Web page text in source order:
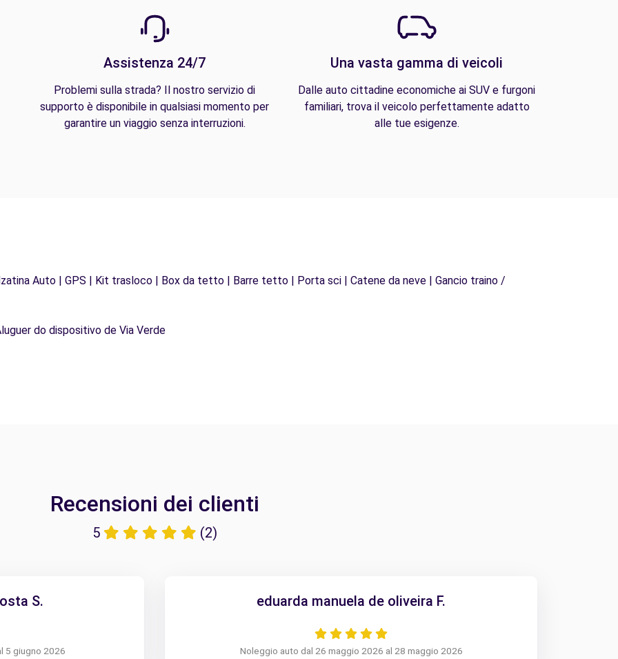
Assistenza 24/7
Problemi sulla strada? Il nostro servizio di
supporto è disponibile in qualsiasi momento per
garantire un viaggio senza interruzioni.
Una vasta gamma di veicoli
Dalle auto cittadine economiche ai SUV e furgoni
familiari, trova il veicolo perfettamente adatto
alle tue esigenze.
Auto | GPS | Kit trasloco | Box da tetto | Barre tetto | Porta sci | Catene da neve | Gancio traino /
do dispositivo de Via Verde
Recensioni dei clienti
5 (2)
S.
5 giugno 2026
eduarda manuela de oliveira F.
Noleggio auto dal 26 maggio 2026 al 28 maggio 2026